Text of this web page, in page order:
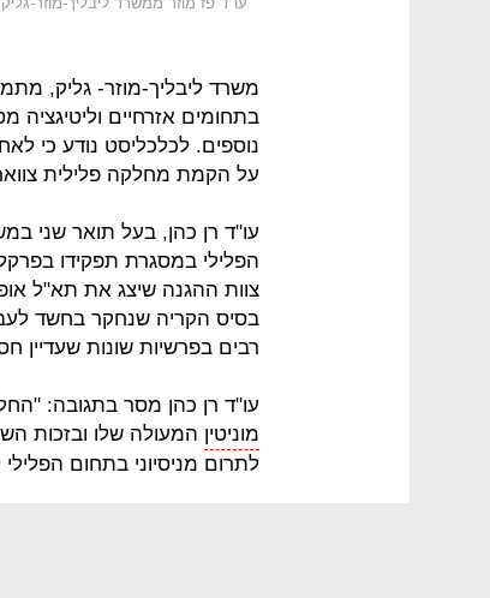
משרד ליבליך-מוזר- גליק,
בתחומים אזרחיים וליטיגציה
נוספים. לכלכליסט נודע כי
על הקמת מחלקה פלילית
הפלילי במסגרת תפקידו
צוות ההגנה שיצג את תא"ל
בסיס הקריה שנחקר בחשד
רבים בפרשיות שונות שעדיין
עו"ד רן כהן מסר בתגובה:
מוניטין המעולה שלו ובזכות
לתרום מניסיוני בתחום